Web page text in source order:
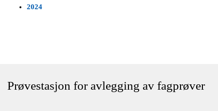
2024
Prøvestasjon for avlegging av fagprøver